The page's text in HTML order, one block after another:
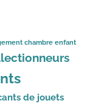
chambre enfant
de jouets